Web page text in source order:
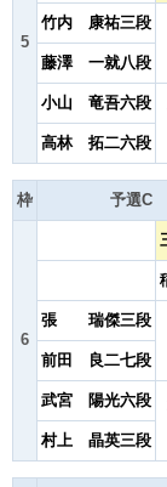
5
竹内 康祐三段
藤澤 一就八段
小山 竜吾六段
高林 拓二六段
枠 予選C
6
張 瑞傑三段
前田 良二七段
武宮 陽光六段
村上 晶英三段